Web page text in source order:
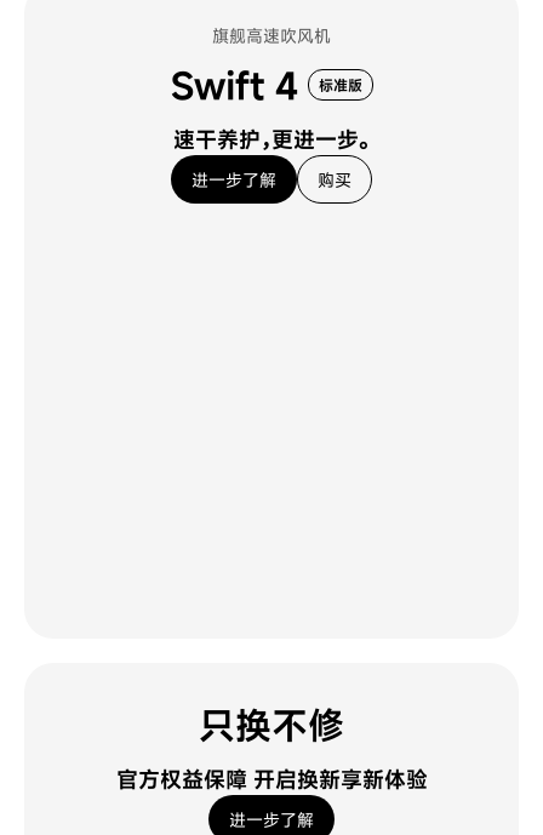
旗舰高速吹风机
Swift 4 标准版
速干养护，更进一步。
进一步了解 购买
只换不修
官方权益保障 开启换新享新体验
进一步了解